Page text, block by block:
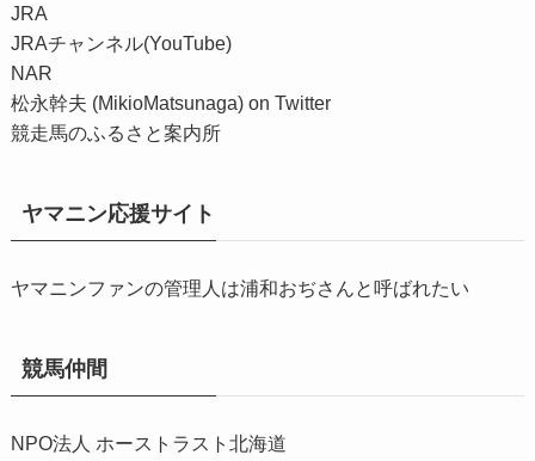
JRA
JRAチャンネル(YouTube)
NAR
松永幹夫 (MikioMatsunaga) on Twitter
競走馬のふるさと案内所
ヤマニン応援サイト
ヤマニンファンの管理人は浦和おぢさんと呼ばれたい
競馬仲間
NPO法人 ホーストラスト北海道